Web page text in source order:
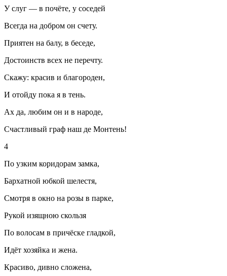
У слуг — в почёте, у соседей
Всегда на добром он счету.
Приятен на балу, в беседе,
Достоинств всех не перечту.
Скажу: красив и благороден,
И отойду пока я в тень.
Ах да, любим он и в народе,
Счастливый граф наш де Монтень!
4
По узким коридорам замка,
Бархатной юбкой шелестя,
Смотря в окно на розы в парке,
Рукой изящною скользя
По волосам в причёске гладкой,
Идёт хозяйка и жена.
Красиво, дивно сложена,